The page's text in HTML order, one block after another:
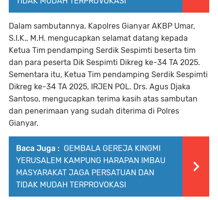
Dalam sambutannya, Kapolres Gianyar AKBP Umar,
S.I.K., M.H. mengucapkan selamat datang kepada
Ketua Tim pendamping Serdik Sespimti beserta tim
dan para peserta Dik Sespimti Dikreg ke-34 TA 2025.
Sementara itu, Ketua Tim pendamping Serdik Sespimti
Dikreg ke-34 TA 2025, IRJEN POL. Drs. Agus Djaka
Santoso, mengucapkan terima kasih atas sambutan
dan penerimaan yang sudah diterima di Polres
Gianyar.
Baca Juga : GEMBALA GEREJA KINGMI
YERUSALEM KAMPUNG HARAPAN IMBAU
MASYARAKAT JAGA PERSATUAN DAN
TIDAK MUDAH TERPROVOKASI